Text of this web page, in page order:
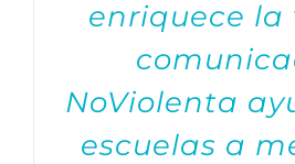
enriquece la
NoViolenta
escuelas a